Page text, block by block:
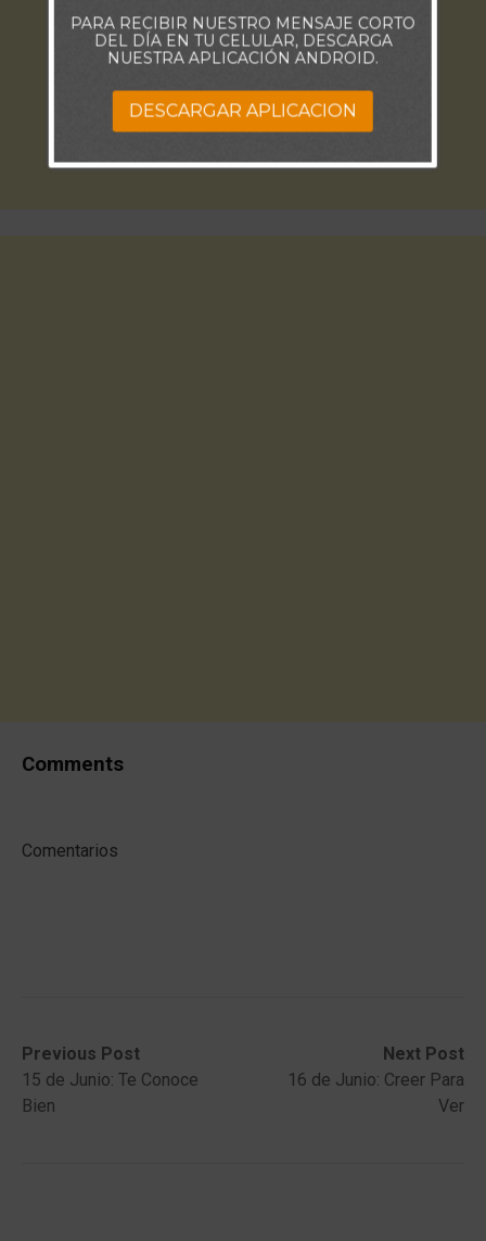
Comments
Comentarios
Post
navigation
Previous Post
Previous
post:15 de Junio: Te Conoce
Bien
Next Post
Next
post:
16 de Junio: Creer Para
Ver
PARA RECIBIR NUESTRO MENSAJE CORTO
DEL DÍA EN TU CELULAR, DESCARGA
NUESTRA APLICACIÓN ANDROID.
DESCARGAR APLICACION